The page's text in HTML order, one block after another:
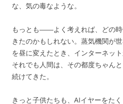
な、気の毒なような。
もっとも――よく考えれば、どの
きたのかもしれない。蒸気機関が
を昼に変えたとき、インターネッ
それでも人間は、その都度ちゃん
続けてきた。
きっと子供たちも、AIイヤーをた